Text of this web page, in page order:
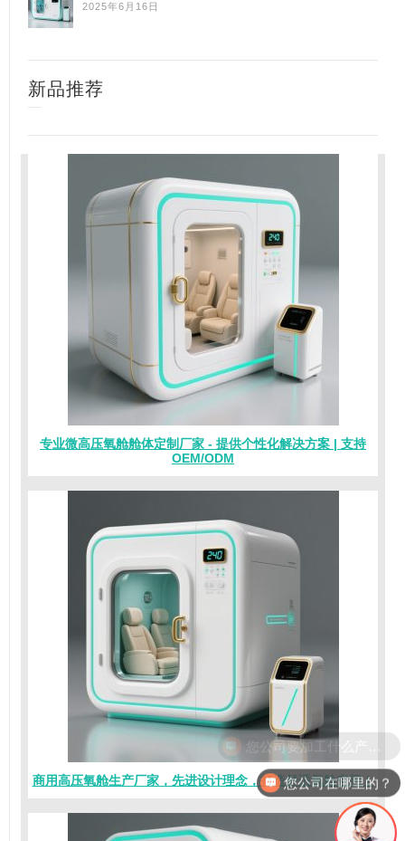
2025年6月16日
新品推荐
专业微高压氧舱舱体定制厂家 - 提供个性化解决方案 | 支持
OEM/ODM
商用高压氧舱生产厂家，先进设计理念，打造舒适氧舱空间！
您公司在哪里的？